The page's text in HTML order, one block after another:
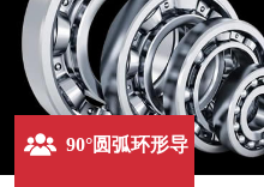
90°圆弧环形导